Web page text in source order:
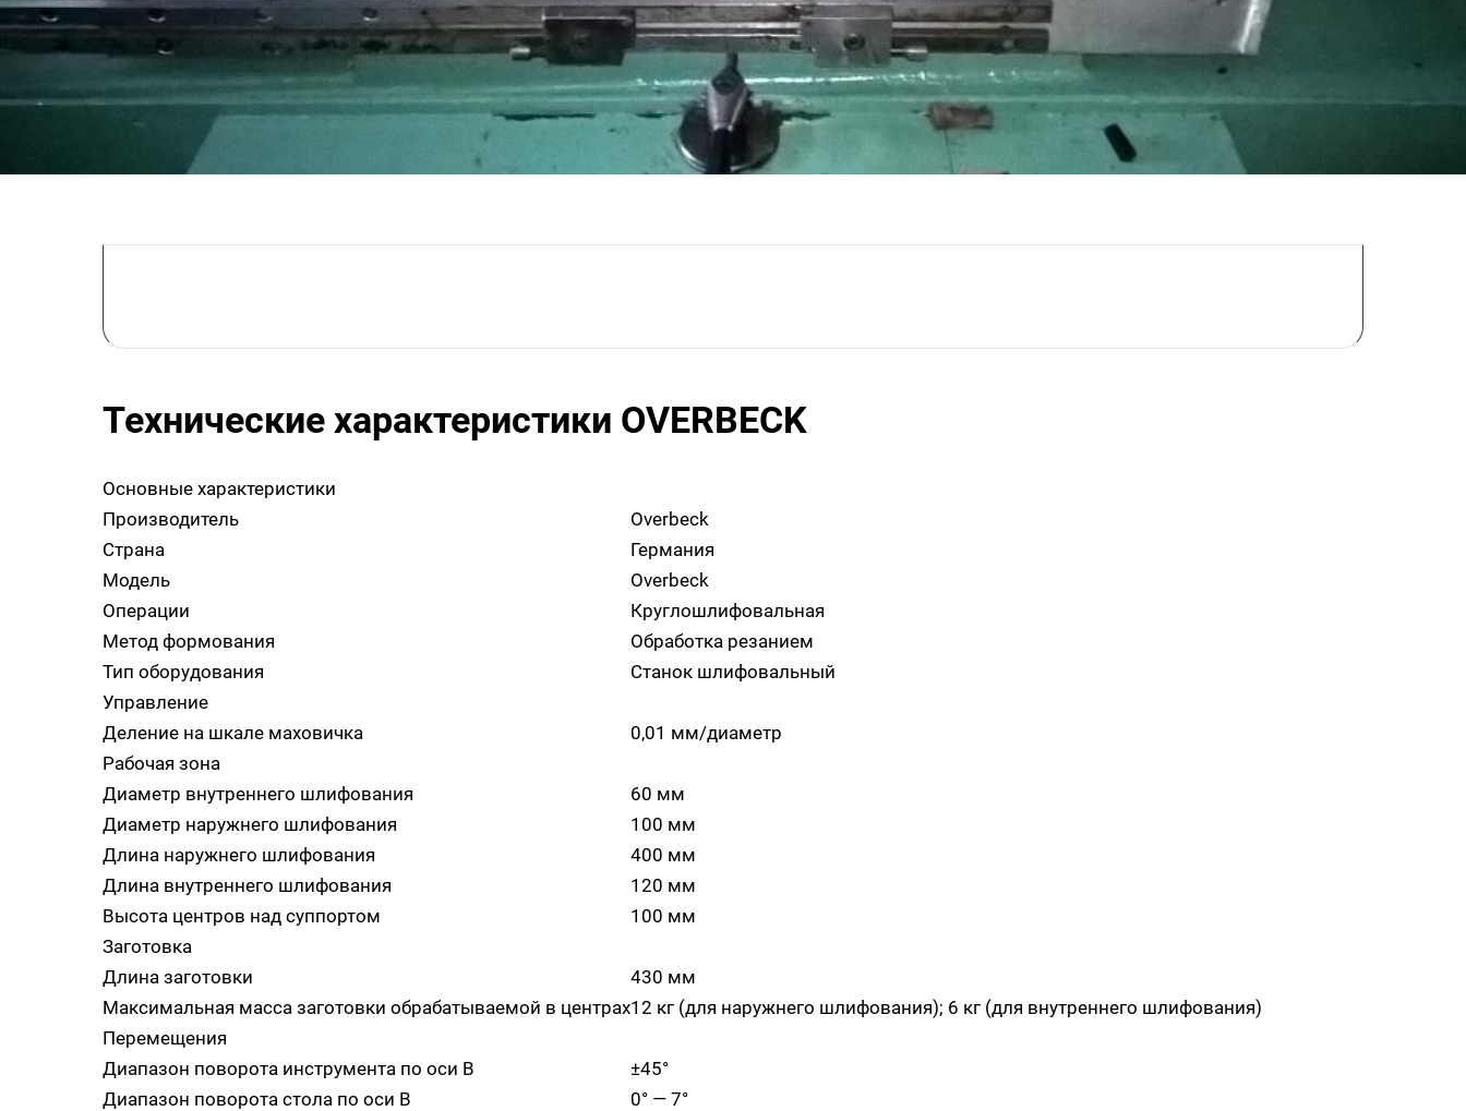
Технические характеристики OVERBECK
Основные характеристики
Производитель
Overbeck
Страна
Германия
Модель
Overbeck
Операции
Круглошлифовальная
Метод формования
Обработка резанием
Тип оборудования
Станок шлифовальный
Управление
Деление на шкале маховичка
0,01 мм/диаметр
Рабочая зона
Диаметр внутреннего шлифования
60 мм
Диаметр наружнего шлифования
100 мм
Длина наружнего шлифования
400 мм
Длина внутреннего шлифования
120 мм
Высота центров над суппортом
100 мм
Заготовка
Длина заготовки
430 мм
Максимальная масса заготовки обрабатываемой в центрах12 кг (для наружнего шлифования); 6 кг (для внутреннего шлифования)
Перемещения
Диапазон поворота инструмента по оси В
±45°
Диапазон поворота стола по оси В
0° — 7°